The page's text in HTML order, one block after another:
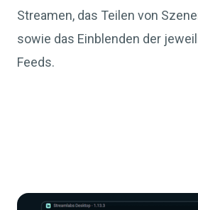
Streamen, das Teilen von
sowie das Einblenden der
Feeds.